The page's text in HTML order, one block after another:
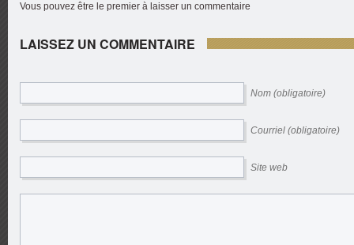
Vous pouvez être le premier à laisser un commentaire
LAISSEZ UN COMMENTAIRE
Nom (obligatoire)
Courriel (obligatoire)
Site web